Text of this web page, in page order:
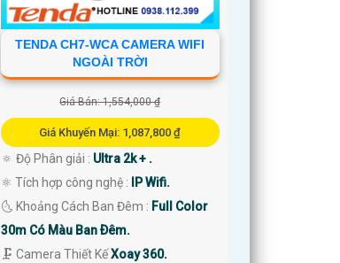
TENDA CH7-WCA CAMERA WIFI
NGOÀI TRỜI
Giá Bán: 1,554,000 ₫
Giá Khuyến Mại: 1,087,800 ₫
🔅 Độ Phân giải : Ultra 2k + .
⚛️ Tích hợp công nghệ :
IP Wifi.
🌜 Khoảng Cách Ban Đêm : Full Color
30m Có Màu Ban Ðêm.
🗜️ Camera Thiết KếXoay 360.